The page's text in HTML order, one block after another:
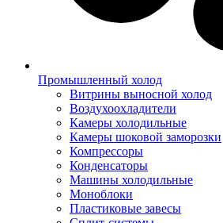
Промышленный холод
Витрины выносной холод
Воздухоохладители
Камеры холодильные
Камеры шоковой заморозки
Компрессоры
Конденсаторы
Машины холодильные
Моноблоки
Пластиковые завесы